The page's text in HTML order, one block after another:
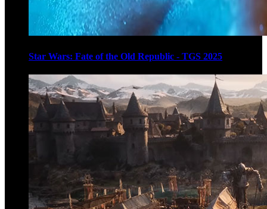
Star Wars: Fate of the Old Republic - TGS 2025